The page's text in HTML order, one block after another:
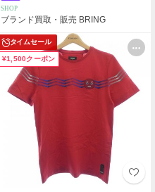
SHOP
ブランド買取・販売 BRING
タイムセール
¥1,500クーポン